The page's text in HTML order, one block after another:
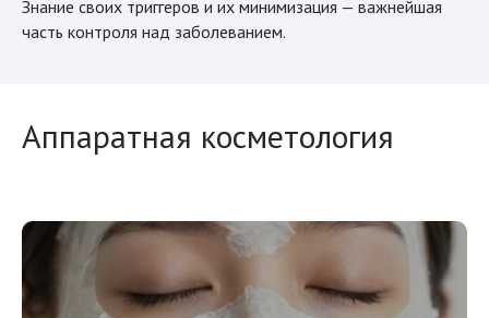
Знание своих триггеров и их минимизация — важнейшая
часть контроля над заболеванием.
Аппаратная косметология